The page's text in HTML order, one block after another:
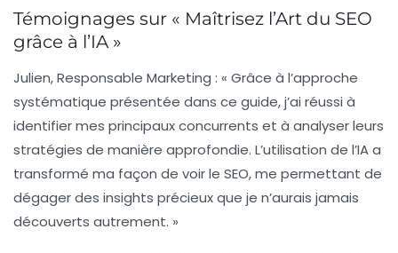
Témoignages sur « Maîtrisez l’Art du SEO
grâce à l’IA »
Julien, Responsable Marketing : « Grâce à l’approche
systématique présentée dans ce guide, j’ai réussi à
identifier mes principaux concurrents et à analyser leurs
stratégies de manière approfondie. L’utilisation de l’IA a
transformé ma façon de voir le SEO, me permettant de
dégager des insights précieux que je n’aurais jamais
découverts autrement. »